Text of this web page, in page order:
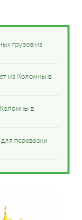
грузов из
из Коломны в
в
перевозки